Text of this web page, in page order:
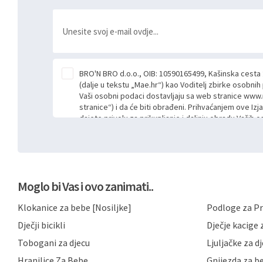
BRO'N BRO d.o.o., OIB: 10590165499, Kašinska
(dalje u tekstu „Mae.hr“) kao Voditelj zbirke
Vaši osobni podaci dostavljaju sa web stranice
stranice“) i da će biti obrađeni. Prihvaćanjem ove
dajete privolu za prikupljanje i daljnju obradu Vaših
Mae.hr putem ovih web stranica u svrhu odgovora i
poslan kroz kontakt obrazac. Radi se o
niste dužni prihvatiti odnosno niste dužni unositi
možete pročitati ovdje, sukladno Politici privatnosti
primjenu odgovarajućih tehničkih i sigurnosnih
privatnost svojih korisnika i posjetitelja web
podataka te omogućava pristup i priopćavanje
Moglo bi Vas i ovo zanimati..
Klokanice za bebe [Nosiljke] Podloge za
Dječji bicikli
Dječje kacige
Tobogani za djecu
Ljuljačke za